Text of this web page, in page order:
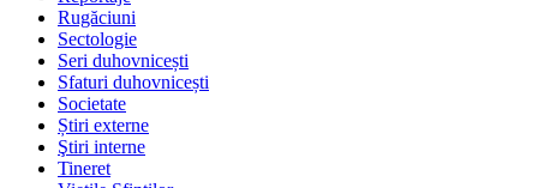
Rugăciuni
Sectologie
Seri duhovnicești
Sfaturi duhovnicești
Societate
Știri externe
Ştiri interne
Tineret